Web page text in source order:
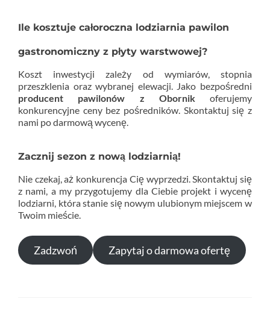
Ile kosztuje całoroczna lodziarnia pawilon
gastronomiczny z płyty warstwowej?
Koszt inwestycji zależy od wymiarów, stopnia
przeszklenia oraz wybranej elewacji. Jako bezpośredni
producent pawilonów z Obornikoferujemy
konkurencyjne ceny bez pośredników. Skontaktuj się z
nami po darmową wycenę.
Zacznij sezon z nową lodziarnią!
Nie czekaj, aż konkurencja Cię wyprzedzi. Skontaktuj się
z nami, a my przygotujemy dla Ciebie projekt i wycenę
lodziarni, która stanie się nowym ulubionym miejscem w
Twoim mieście.
Zadzwoń Zapytaj o darmowa ofertę